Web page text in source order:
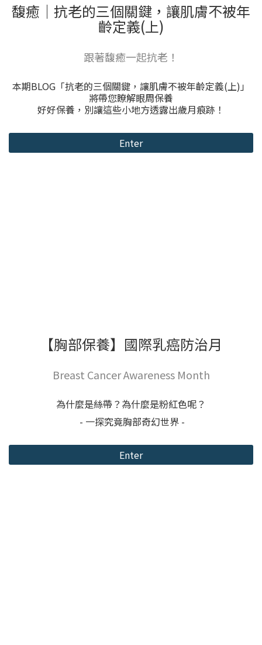
馥癒｜抗老的三個關鍵，讓肌膚不被年
齡定義(上)
跟著馥癒一起抗老！
本期BLOG「抗老的三個關鍵，讓肌膚不被年齡定義(上)」
將帶您瞭解眼周保養
好好保養，別讓這些小地方透露出歲月痕跡！
Enter
【胸部保養】國際乳癌防治月
Breast Cancer Awareness Month
為什麼是絲帶？為什麼是粉紅色呢？
- 一探究竟胸部奇幻世界 -
Enter